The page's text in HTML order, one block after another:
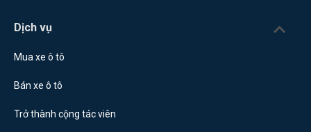
Dịch vụ
Mua xe ô tô
Bán xe ô tô
Trở thành cộng tác viên